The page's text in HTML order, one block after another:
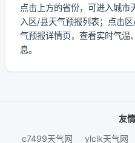
点击上方的省份，可进入城市
入区/县天气预报列表；点击
气预报详情页，查看实时气温
息。
友
c7499天气网
ylclk天气网